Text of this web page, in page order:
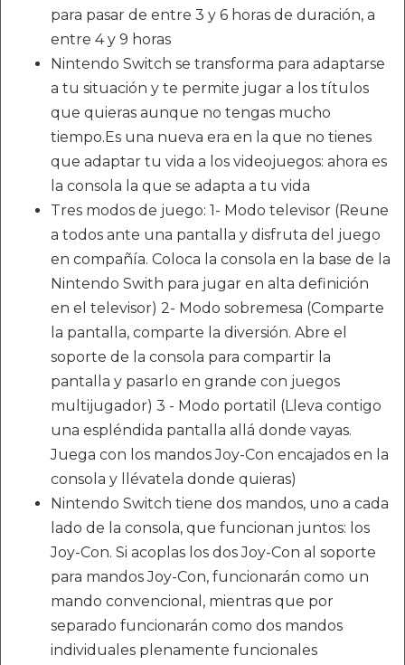
para pasar de entre 3 y 6 horas de duración, a
entre 4 y 9 horas
Nintendo Switch se transforma para adaptarse
a tu situación y te permite jugar a los títulos
que quieras aunque no tengas mucho
tiempo.Es una nueva era en la que no tienes
que adaptar tu vida a los videojuegos: ahora es
la consola la que se adapta a tu vida
Tres modos de juego: 1- Modo televisor (Reune
a todos ante una pantalla y disfruta del juego
en compañía. Coloca la consola en la base de la
Nintendo Swith para jugar en alta definición
en el televisor) 2- Modo sobremesa (Comparte
la pantalla, comparte la diversión. Abre el
soporte de la consola para compartir la
pantalla y pasarlo en grande con juegos
multijugador) 3 - Modo portatil (Lleva contigo
una espléndida pantalla allá donde vayas.
Juega con los mandos Joy-Con encajados en la
consola y llévatela donde quieras)
Nintendo Switch tiene dos mandos, uno a cada
lado de la consola, que funcionan juntos: los
Joy-Con. Si acoplas los dos Joy-Con al soporte
para mandos Joy-Con, funcionarán como un
mando convencional, mientras que por
separado funcionarán como dos mandos
individuales plenamente funcionales